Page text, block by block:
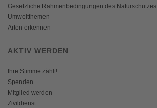
Gesetzliche Rahmenbedingungen des Naturschutzes
Umweltthemen
Arten erkennen
AKTIV WERDEN
Ihre Stimme zählt!
Spenden
Mitglied werden
Zivildienst